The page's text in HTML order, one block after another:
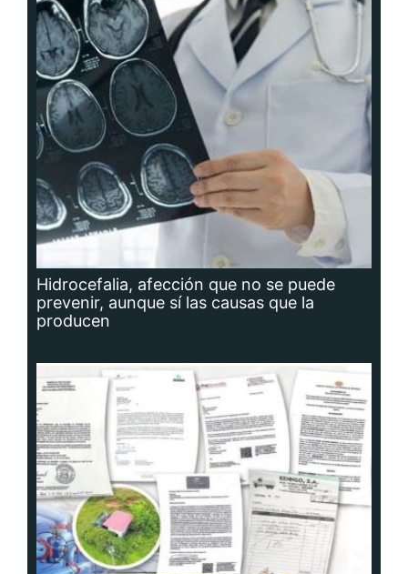
Hidrocefalia, afección que no se puede
prevenir, aunque sí las causas que la
producen